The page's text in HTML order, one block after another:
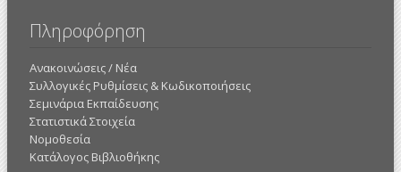
Πληροφόρηση
Ανακοινώσεις / Νέα
Συλλογικές Ρυθμίσεις & Κωδικοποιήσεις
Σεμινάρια Εκπαίδευσης
Στατιστικά Στοιχεία
Νομοθεσία
Κατάλογος Βιβλιοθήκης